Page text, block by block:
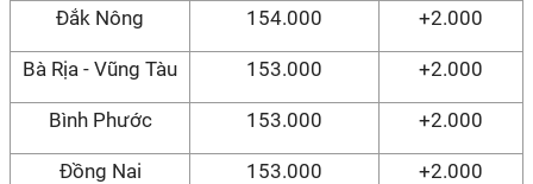
Đắk Nông 154.000 +2.000
Bà Rịa - Vũng Tàu 153.000 +2.000
Bình Phước 153.000 +2.000
Đồng Nai 153.000 +2.000